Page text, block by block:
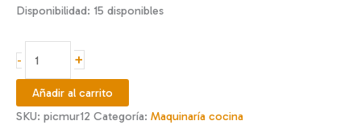
original
$80.990.
actual
Disponibilidad: 15 disponibles
-
PICADORA
DE
MURO
DE
+
Añadir al carrito
SKU: picmur12 Categoría: Maquinaría cocina